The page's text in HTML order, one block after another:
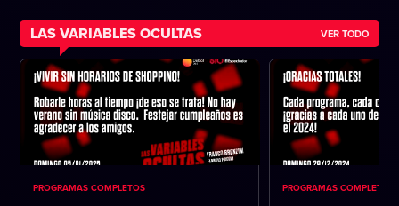
LAS VARIABLES OCULTAS VER TODO
PROGRAMAS COMPLETOS PROGRAMAS COMPLETOS